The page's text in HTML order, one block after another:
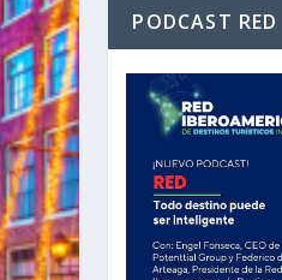
PODCAST RED